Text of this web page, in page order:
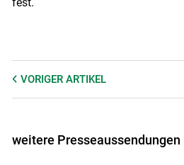
VORIGER ARTIKEL
weitere Presseaussendungen